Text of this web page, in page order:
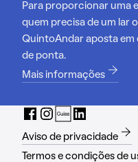
Para proporcionar uma
quem precisa de um lar
QuintoAndar aposta em
de ponta.
Mais informações
Aviso de privacidade
Termos e condições de